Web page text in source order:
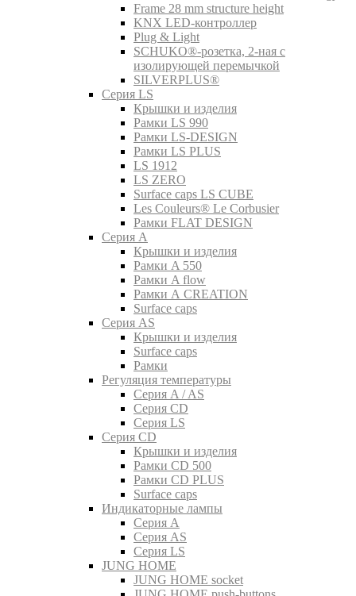
Frame 28 mm structure height
KNX LED-контроллер
Plug & Light
SCHUKO®-розетка, 2-ная с
изолирующей перемычкой
SILVERPLUS®
Серия LS
Крышки и изделия
Рамки LS 990
Рамки LS-DESIGN
Рамки LS PLUS
LS 1912
LS ZERO
Surface caps LS CUBE
Les Couleurs® Le Corbusier
Рамки FLAT DESIGN
Серия A
Крышки и изделия
Рамки A 550
Рамки A flow
Рамки A CREATION
Surface caps
Серия AS
Крышки и изделия
Surface caps
Рамки
Регуляция температуры
Серия A / AS
Серия CD
Серия LS
Серия CD
Крышки и изделия
Рамки CD 500
Рамки CD PLUS
Surface caps
Индикаторные лампы
Серия A
Серия AS
Серия LS
JUNG HOME
JUNG HOME socket